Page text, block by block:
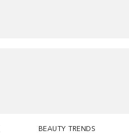
BEAUTY TRENDS